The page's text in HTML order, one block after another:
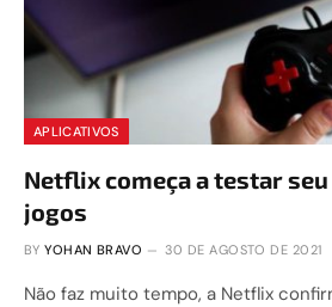
APLICATIVOS
Netflix começa a testar
jogos
BY YOHAN BRAVO 30 DE AGOSTO DE 2021
Não faz muito tempo, a Netflix